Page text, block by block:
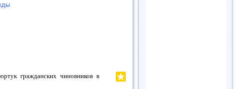
гражданских чиновников в